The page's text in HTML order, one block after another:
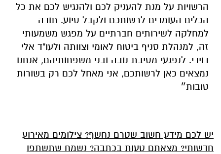
הרשויות על מנת להעניק לכם ולהנגיש לכם את כל
הכלים העומדים לרשותכם ולקבל סיוע. תודה
למחלקה לשירותים חברתיים על מפגש משמעותי
זה, למנהלת סניף ביטוח לאומי וצוותה ולעו"ד אלי
דוידי. לנפגעי מסיבת נובה ובני משפחותיהם, אנחנו
נמצאים כאן לרשותכם, אני מאחל לכם רק בשורות
טובות״
יש לכם מידע חשוב שטרם נחשף? צילומים מאירוע
חדשותי? מצאתם טעות בכתבה? נשמח שתשתפו